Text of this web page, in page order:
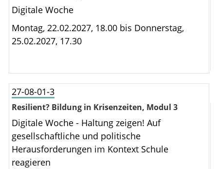
Digitale Woche
Montag, 22.02.2027, 18.00 bis Donnerstag,
25.02.2027, 17.30
27-08-01-3
Resilient? Bildung in Krisenzeiten, Modul 3
Digitale Woche - Haltung zeigen! Auf
gesellschaftliche und politische
Herausforderungen im Kontext Schule
reagieren